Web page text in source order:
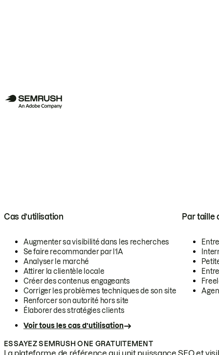
Cas d’utilisation
Augmenter sa visibilité dans les recherches
Se faire recommander par l’IA
Analyser le marché
Attirer la clientèle locale
Créer des contenus engageants
Corriger les problèmes techniques de son site
Renforcer son autorité hors site
Élaborer des stratégies clients
Voir tous les cas d’utilisation
Par taille
ESSAYEZ SEMRUSH ONE GRATUITEMENT
La plateforme de référence qui unit puissance SEO et